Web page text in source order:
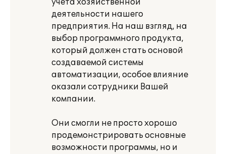
учета хозяйственной
деятельности нашего
предприятия. На наш взгляд, на
выбор программного продукта,
который должен стать основой
создаваемой системы
автоматизации, особое влияние
оказали сотрудники Вашей
компании.
Они смогли не просто хорошо
продемонстрировать основные
возможности программы, но и